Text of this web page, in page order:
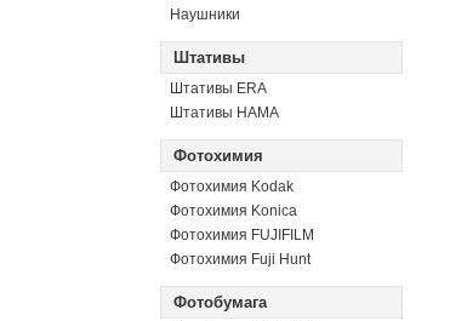
Наушники
Штативы
Штативы ERA
Штативы HAMA
Фотохимия
Фотохимия Kodak
Фотохимия Konica
Фотохимия FUJIFILM
Фотохимия Fuji Hunt
Фотобумага